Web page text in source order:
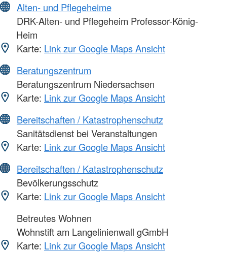
Alten- und Pflegeheime
DRK-Alten- und Pflegeheim Professor-König-
Heim
Karte: Link zur Google Maps Ansicht
Beratungszentrum
Beratungszentrum Niedersachsen
Karte: Link zur Google Maps Ansicht
Bereitschaften / Katastrophenschutz
Sanitätsdienst bei Veranstaltungen
Karte: Link zur Google Maps Ansicht
Bereitschaften / Katastrophenschutz
Bevölkerungsschutz
Karte: Link zur Google Maps Ansicht
Betreutes Wohnen
Wohnstift am Langelinienwall gGmbH
Karte: Link zur Google Maps Ansicht